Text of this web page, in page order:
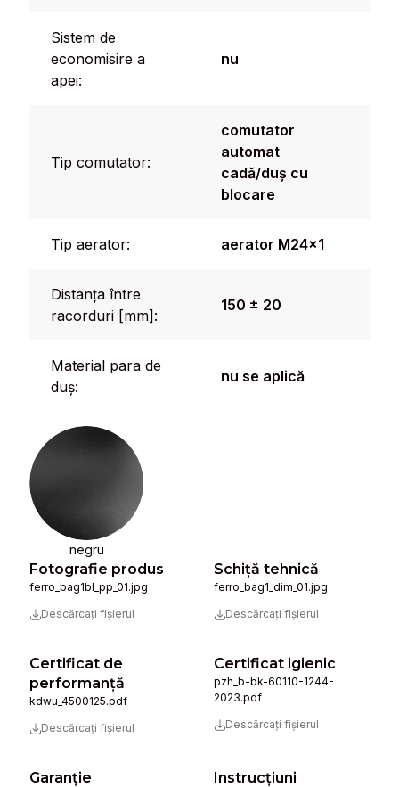
Sistem de
economisire a
apei:
nu
Tip comutator:
comutator
automat
cadă/duș cu
blocare
Tip aerator: aerator M24x1
Distanța între
racorduri [mm]:
150 ± 20
Material para de
duș:
nu se aplică
negru
Fotografie produs
ferro_bag1bl_pp_01.jpg
Descărcați fișierul
Schiță tehnică
ferro_bag1_dim_01.jpg
Descărcați fișierul
Certificat de
performanță
kdwu_4500125.pdf
Descărcați fișierul
Certificat igienic
pzh_b-bk-60110-1244-
2023.pdf
Descărcați fișierul
Garanție Instrucţiuni